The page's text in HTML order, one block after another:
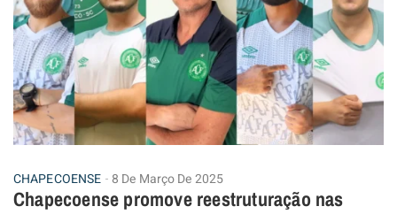
CHAPECOENSE 8 De Março De 2025
Chapecoense promove reestruturação nas